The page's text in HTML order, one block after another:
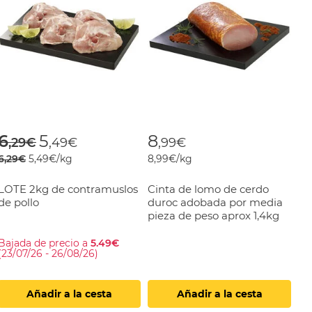
reduced from
,29€to
5,49€
5,49€/kg
2kg de contramuslos
pollo
de precio a 5.49€
07/26 - 26/08/26)
Añadir a la cesta
8,99€
8,99€/kg
Cinta de lomo de cerdo
duroc adobada por media
pieza de peso aprox 1,4kg
Añadir a la cesta